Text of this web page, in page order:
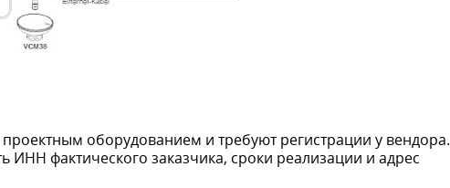
оборудованием и требуют регистрации у вендора.
ИНН фактического заказчика, сроки реализации и адрес